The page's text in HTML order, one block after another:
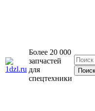
Более 20 000
запчастей
для
спецтехники